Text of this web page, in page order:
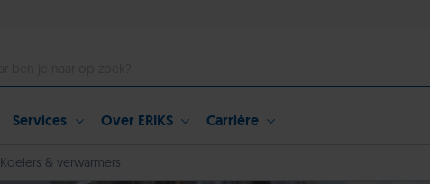
Services Over ERIKS Carrière
Koelers & verwarmers